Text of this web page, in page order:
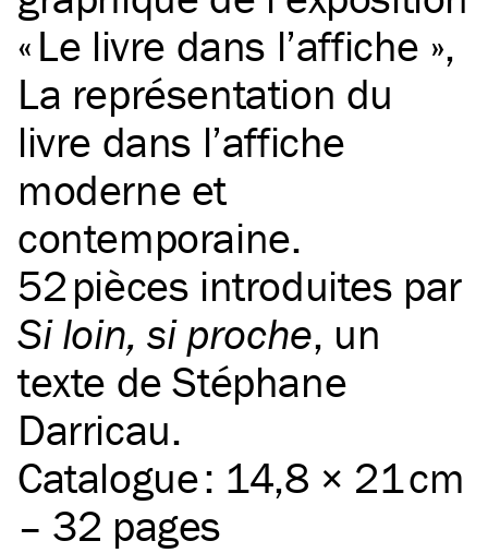
« Le livre dans l’affiche »,
La représentation du
livre dans l’affiche
moderne et
contemporaine.
52 pièces introduites par
Si loin, si proche, un
texte de Stéphane
Darricau.
Catalogue : 14,8 × 21 cm
– 32 pages